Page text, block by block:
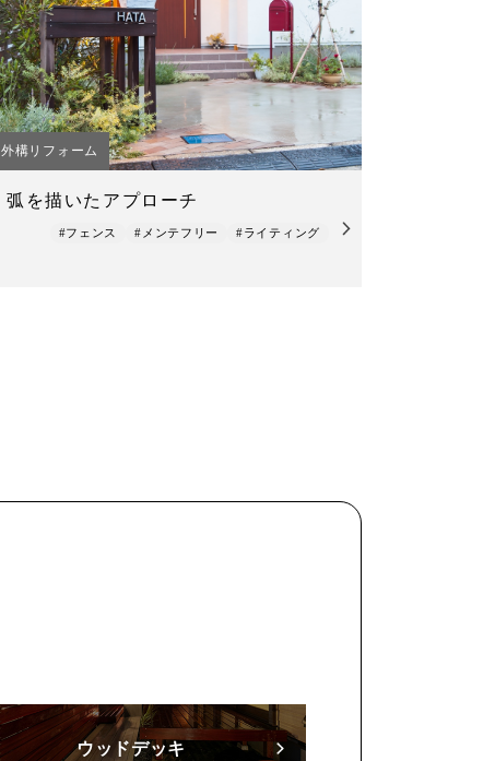
外構リフォーム
弧を描いたアプローチ
#フェンス #メンテフリー #ライティング
ウッドデッキ